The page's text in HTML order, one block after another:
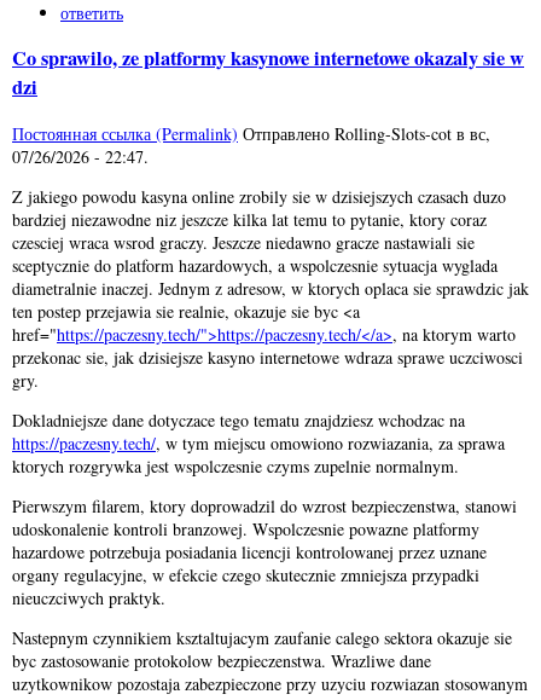
ответить
Co sprawilo, ze platformy kasynowe internetowe okazaly sie w
dzi
Постоянная ссылка (Permalink) Отправлено Rolling-Slots-cot в вс,
07/26/2026 - 22:47.
Z jakiego powodu kasyna online zrobily sie w dzisiejszych czasach duzo
bardziej niezawodne niz jeszcze kilka lat temu to pytanie, ktory coraz
czesciej wraca wsrod graczy. Jeszcze niedawno gracze nastawiali sie
sceptycznie do platform hazardowych, a wspolczesnie sytuacja wyglada
diametralnie inaczej. Jednym z adresow, w ktorych oplaca sie sprawdzic jak
ten postep przejawia sie realnie, okazuje sie byc <a
href="https://paczesny.tech/">https://paczesny.tech/</a>, na ktorym warto
przekonac sie, jak dzisiejsze kasyno internetowe wdraza sprawe uczciwosci
gry.
Dokladniejsze dane dotyczace tego tematu znajdziesz wchodzac na
https://paczesny.tech/, w tym miejscu omowiono rozwiazania, za sprawa
ktorych rozgrywka jest wspolczesnie czyms zupelnie normalnym.
Pierwszym filarem, ktory doprowadzil do wzrost bezpieczenstwa, stanowi
udoskonalenie kontroli branzowej. Wspolczesnie powazne platformy
hazardowe potrzebuja posiadania licencji kontrolowanej przez uznane
organy regulacyjne, w efekcie czego skutecznie zmniejsza przypadki
nieuczciwych praktyk.
Nastepnym czynnikiem ksztaltujacym zaufanie calego sektora okazuje sie
byc zastosowanie protokolow bezpieczenstwa. Wrazliwe dane
uzytkownikow pozostaja zabezpieczone przy uzyciu rozwiazan stosowanym